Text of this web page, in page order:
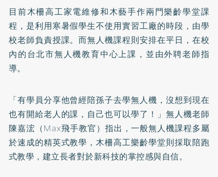
目前木柵高工家電維修和木藝手作兩門樂齡學堂課
程，是利用寒暑假學生不使用實習工廠的時段，由學
校老師負責授課。而無人機課程則安排在平日，在校
內的台北市無人機教育中心上課，並由外聘老師指
導。
「有學員分享他曾經陪孫子去學無人機，沒想到現在
也有開給老人的課，自己也可以學了！」無人機老師
陳嘉浤（Max飛手教官）指出，一般無人機課程多屬
於速成的精英式教學，木柵高工樂齡學堂則採取陪跑
式教學，建立長者對於新科技的掌控感與自信。